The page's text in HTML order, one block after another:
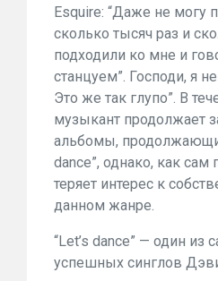
Esquire: “Даже не могу
сколько тысяч раз и
подходили ко мне и
станцуем”. Господи, я
Это же так глупо”. В
музыкант продолжает
альбомы,
dance”, однако, как сам
теряет интерес к
данном жанре.
“Let’s dance” — один
успешных синглов